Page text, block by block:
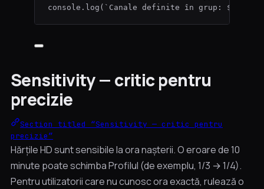
console . log ( ` Canale definite în grup: ${
Sensitivity — critic pentru
precizie
Section titled “Sensitivity — critic pentru
precizie”
Hărțile HD sunt sensibile la ora nașterii. O eroare de 10
minute poate schimba Profilul (de exemplu, 1/3 → 1/4).
Pentru utilizatorii care nu cunosc ora exactă, rulează o